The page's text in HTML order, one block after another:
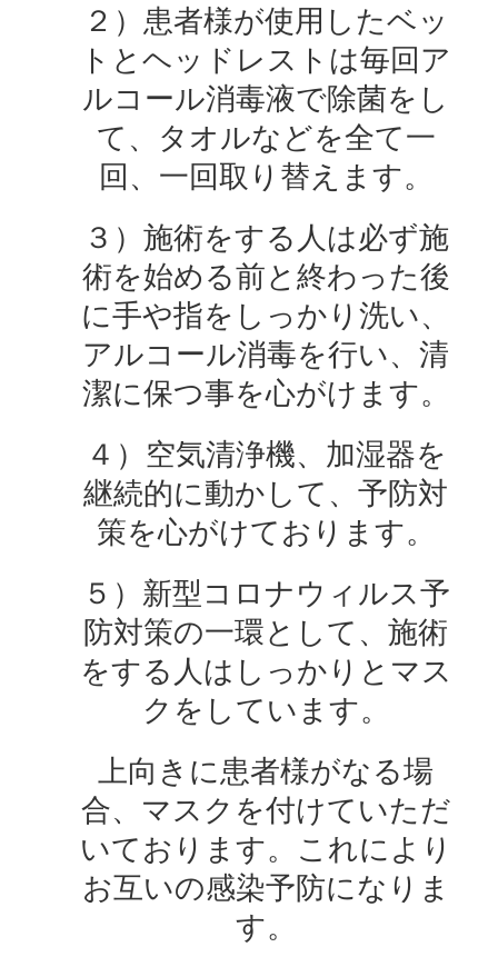
２）患者様が使用したベッ
トとヘッドレストは毎回ア
ルコール消毒液で除菌をし
て、タオルなどを全て一
回、一回取り替えます。
３）施術をする人は必ず施
術を始める前と終わった後
に手や指をしっかり洗い、
アルコール消毒を行い、清
潔に保つ事を心がけます。
４）空気清浄機、加湿器を
継続的に動かして、予防対
策を心がけております。
５）新型コロナウィルス予
防対策の一環として、施術
をする人はしっかりとマス
クをしています。
上向きに患者様がなる場
合、マスクを付けていただ
いております。これにより
お互いの感染予防になりま
す。